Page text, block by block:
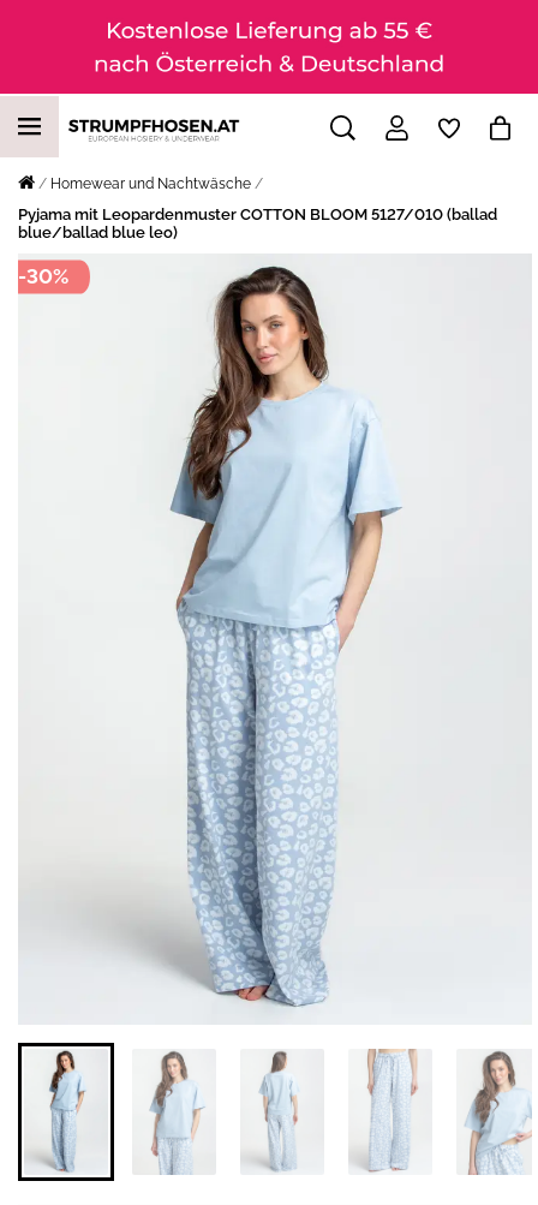
Homewear und Nachtwäsche
Pyjama mit Leopardenmuster COTTON BLOOM 5127/010 (ballad
blue/ballad blue leo)
-30%